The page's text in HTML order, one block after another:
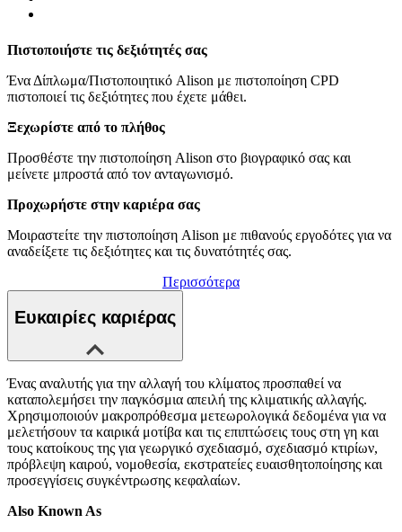
Πιστοποιήστε τις δεξιότητές σας
Ένα Δίπλωμα/Πιστοποιητικό Alison με πιστοποίηση CPD
πιστοποιεί τις δεξιότητες που έχετε μάθει.
Ξεχωρίστε από το πλήθος
Προσθέστε την πιστοποίηση Alison στο βιογραφικό σας και
μείνετε μπροστά από τον ανταγωνισμό.
Προχωρήστε στην καριέρα σας
Μοιραστείτε την πιστοποίηση Alison με πιθανούς εργοδότες για να
αναδείξετε τις δεξιότητες και τις δυνατότητές σας.
Περισσότερα
Ευκαιρίες καριέρας
Ένας αναλυτής για την αλλαγή του κλίματος προσπαθεί να
καταπολεμήσει την παγκόσμια απειλή της κλιματικής αλλαγής.
Χρησιμοποιούν μακροπρόθεσμα μετεωρολογικά δεδομένα για να
μελετήσουν τα καιρικά μοτίβα και τις επιπτώσεις τους στη γη και
τους κατοίκους της για γεωργικό σχεδιασμό, σχεδιασμό κτιρίων,
πρόβλεψη καιρού, νομοθεσία, εκστρατείες ευαισθητοποίησης και
προσεγγίσεις συγκέντρωσης κεφαλαίων.
Also Known As